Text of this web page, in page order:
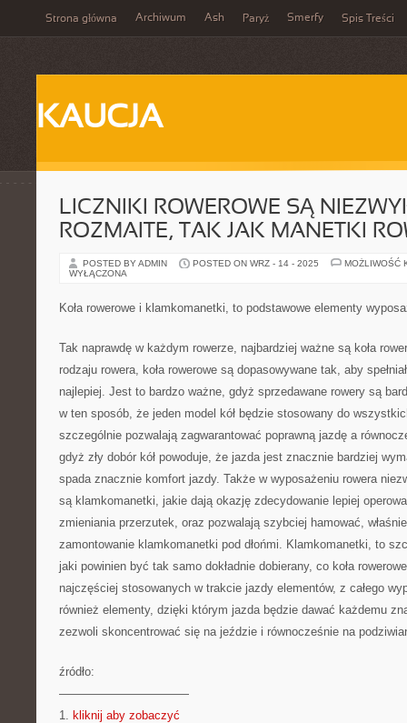
Strona główna Archiwum Ash Paryż Smerfy Spis Treści
KAUCJA
LICZNIKI ROWEROWE SĄ
ROZMAITE, TAK JAK MANETKI
POSTED BY ADMIN POSTED ON WRZ - 14 - 2025
MOŻLIWOŚĆ
WYŁĄCZONA
Koła rowerowe i klamkomanetki, to podstawowe elementy
Tak naprawdę w każdym rowerze, najbardziej ważne są koła
rodzaju rowera, koła rowerowe są dopasowywane tak, aby
najlepiej. Jest to bardzo ważne, gdyż sprzedawane rowery są
w ten sposób, że jeden model kół będzie stosowany do
szczególnie pozwalają zagwarantować poprawną jazdę a
gdyż zły dobór kół powoduje, że jazda jest znacznie bardziej
spada znacznie komfort jazdy. Także w wyposażeniu rowera
są klamkomanetki, jakie dają okazję zdecydowanie lepiej
zmieniania przerzutek, oraz pozwalają szybciej hamować,
zamontowanie klamkomanetki pod dłońmi. Klamkomanetki, to
jaki powinien być tak samo dokładnie dobierany, co koła
najczęściej stosowanych w trakcie jazdy elementów, z całego
również elementy, dzięki którym jazda będzie dawać każdemu
zezwoli skoncentrować się na jeździe i równocześnie na
źródło:
———————————
1. kliknij aby zobaczyć